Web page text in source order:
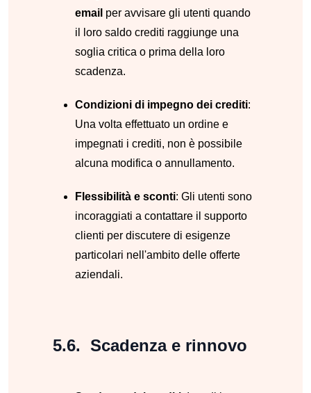
email per avvisare gli utenti quando
il loro saldo crediti raggiunge una
soglia critica o prima della loro
scadenza.
Condizioni di impegno dei crediti:
Una volta effettuato un ordine e
impegnati i crediti, non è possibile
alcuna modifica o annullamento.
Flessibilità e sconti: Gli utenti sono
incoraggiati a contattare il supporto
clienti per discutere di esigenze
particolari nell'ambito delle offerte
aziendali.
Scadenza e rinnovo